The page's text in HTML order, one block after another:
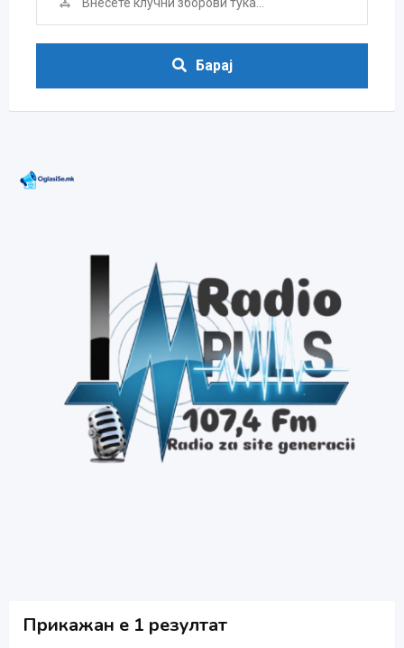
Барај
Прикажан е 1 резултат